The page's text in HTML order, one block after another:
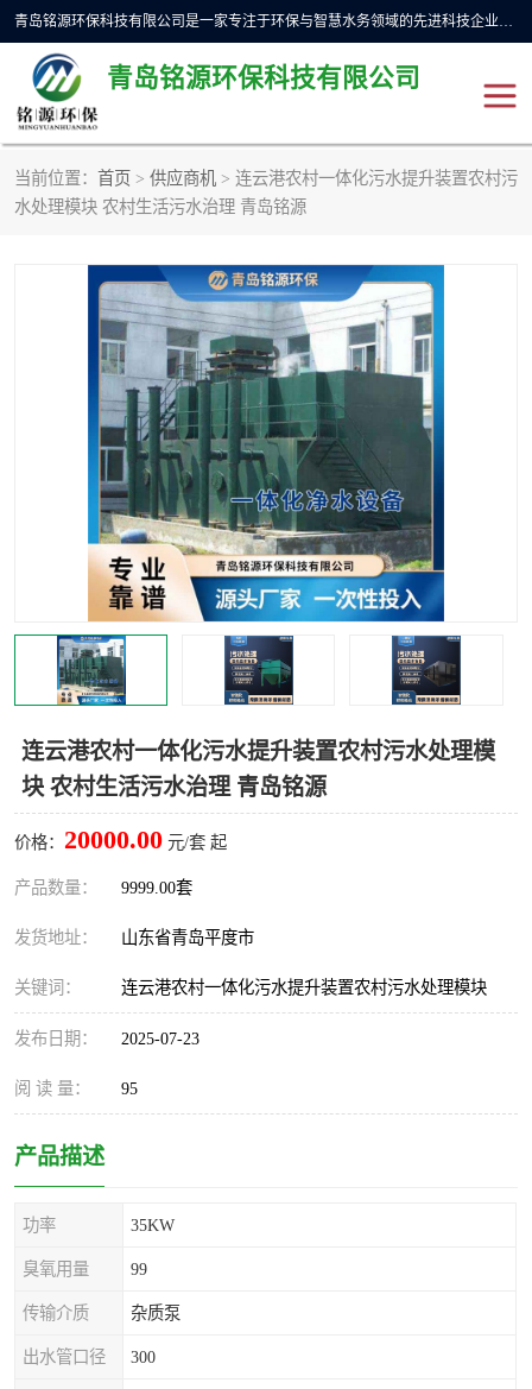
青岛铭源环保科技有限公司是一家专注于环保与智慧水务领域的先进科技企业，公司专注于云智能一体化预制泵站、水务循环利用、海绵城市、云智慧水务开发及新型环保技术研发等领域。铭源环保以为客户提供优质产品、专业技术服务为己任。为客户提供量身定制方案，提供多种配置方案满足实际使用要求。严控供货周期，并提供高标准后期维护。以环保为己任，视质量如生命，以技术做先导，靠诚信赢客户。
青岛铭源环保科技有限公司
当前位置： 首页 > 供应商机 > 连云港农村一体化污水提升装置农村污
水处理模块 农村生活污水治理 青岛铭源
连云港农村一体化污水提升装置农村污水处理模
块 农村生活污水治理 青岛铭源
价格： 20000.00 元/套 起
产品数量： 9999.00套
发货地址： 山东省青岛平度市
关键词： 连云港农村一体化污水提升装置农村污水处理模块
发布日期： 2025-07-23
阅 读 量： 95
产品描述
功率 35KW
臭氧用量 99
传输介质 杂质泵
出水管口径 300
一体化HMPP泵站 气动柔性截污装置
智能截流井 智能旋转喷射器
下开式堰门 液动限流闸门
加压泵房/灌溉泵房 一体化预制泵站
不锈钢浮筒阀 真空冲洗装置
雨水收集回用装置 门式冲洗装置
智能一体化灌溉泵房 一体化污水处理泵房
水面垃圾清理装置 浅层砂过滤装置
一体化泵闸
真空冲洗设备 翻转式堰门
水平自清洗格栅